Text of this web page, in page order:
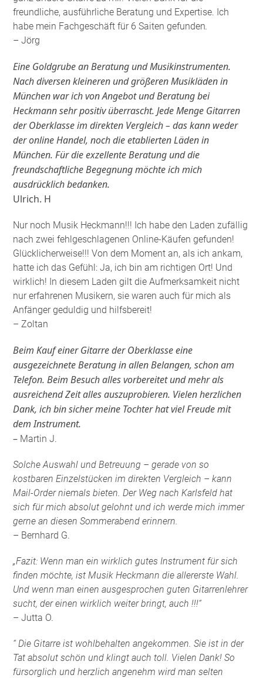
freundliche, ausführliche Beratung und Expertise. Ich
habe mein Fachgeschäft für 6 Saiten gefunden
– Jörg
Eine Goldgrube an Beratung und Musikinstrumenten.
Nach diversen kleineren und größeren Musikläden in
München war ich von Angebot und Beratung bei
Heckmann sehr positiv überrascht. Jede Menge Gitarren
der Oberklasse im direkten Vergleich – das kann weder
der online Handel, noch die etablierten Läden in
München. Für die exzellente Beratung und die
freundschaftliche Begegnung möchte ich mich
ausdrücklich bedanken.
Ulrich. H
Nur noch Musik Heckmann!!! Ich habe den Laden zufällig
nach zwei fehlgeschlagenen Online-Käufen gefunden!
Glücklicherweise!!! Von dem Moment an, als ich ankam,
hatte ich das Gefühl: Ja, ich bin am richtigen Ort! Und
wirklich! In diesem Laden gilt die Aufmerksamkeit nicht
nur erfahrenen Musikern, sie waren auch für mich als
Anfänger geduldig und hilfsbereit!
– Zoltan
Beim Kauf einer Gitarre der Oberklasse eine
ausgezeichnete Beratung in allen Belangen, schon am
Telefon. Beim Besuch alles vorbereitet und mehr als
ausreichend Zeit alles auszuprobieren. Vielen herzlichen
Dank, ich bin sicher meine Tochter hat viel Freude mit
dem Instrument.
– Martin J.
Solche Auswahl und Betreuung – gerade von so
kostbaren Einzelstücken im direkten Vergleich – kann
Mail-Order niemals bieten. Der Weg nach Karlsfeld hat
sich für mich absolut gelohnt und ich werde mich immer
gerne an diesen Sommerabend erinnern.
– Bernhard G.
„Fazit: Wenn man ein wirklich gutes Instrument für sich
finden möchte, ist Musik Heckmann die allererste Wahl.
Und wenn man einen ausgesprochen guten Gitarrenlehrer
sucht, der einen wirklich weiter bringt, auch !!!“
– Jutta O.
“ Die Gitarre ist wohlbehalten angekommen. Sie ist in der
Tat absolut schön und klingt auch toll. Vielen Dank! So
fürsorglich und herzlich angenehm wird man selten